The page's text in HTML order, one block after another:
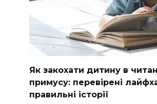
Як закохати дитину в
примусу: перевірені
правильні історії